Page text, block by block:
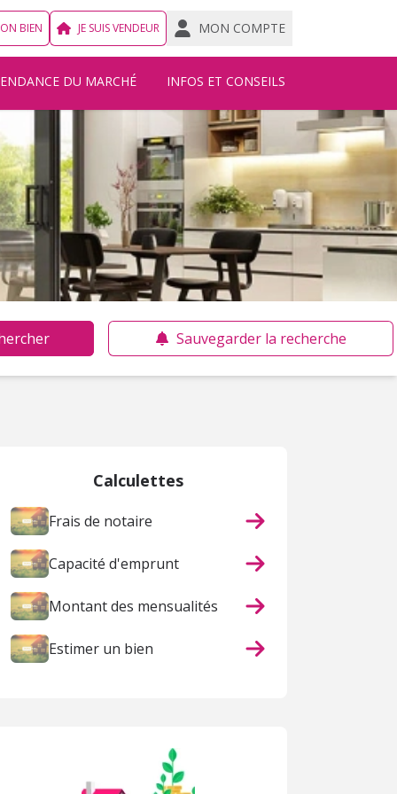
BIEN JE SUIS VENDEUR MON COMPTE
DU MARCHÉ INFOS ET CONSEILS
Sauvegarder la recherche
Calculettes
Frais de notaire
Capacité d'emprunt
Montant des mensualités
Estimer un bien